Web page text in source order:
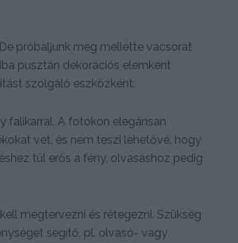
próbáljunk meg mellette vacsorát
pusztán dekorációs elemként
szolgáló eszközként.
falikarral. A fotókon elegánsan
vet, és nem teszi lehetővé, hogy
túl erős a fény, olvasáshoz pedig
megtervezni és rétegezni. Szükség
segítő, pl. olvasó- vagy